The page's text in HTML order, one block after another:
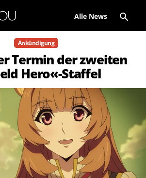
Alle News
Ankündigung
Termin der zweiten
Hero«-Staffel